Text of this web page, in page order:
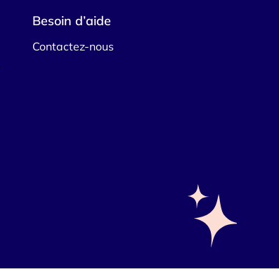
Besoin d’aide
Contactez-nous